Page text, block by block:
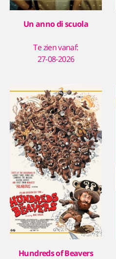
Un anno di scuola
Te zien vanaf:
27-08-2026
Hundreds of Beavers